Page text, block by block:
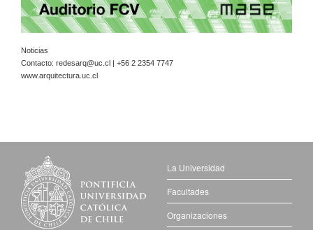
Noticias
Contacto: redesarq@uc.cl
| +56 2 2354 7747
www.arquitectura.uc.cl
La Universidad
Facultades
Organizaciones